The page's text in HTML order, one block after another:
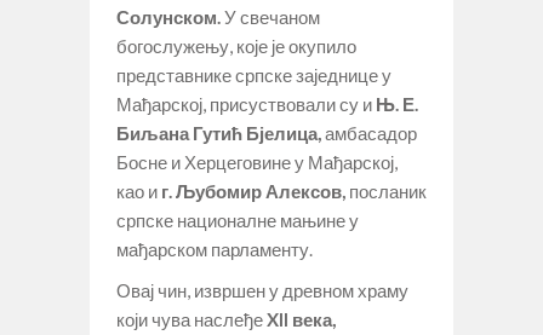
Солунском У свечаном
богослужењу, које је окупило
представнике српске заједнице у
Мађарској, присуствовали су и Њ. Е.
Биљана Гутић Бјелица амбасадор
Босне и Херцеговине у Мађарској,
као и г. Љубомир Алексов посланик
српске националне мањине у
мађарском парламенту.
Овај чин, извршен у древном храму
који чува наслеђеXII века